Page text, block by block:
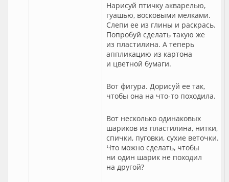
Нарисуй птичку акварелью,
гуашью, восковыми мелками.
Слепи ее из глины и раскрась.
Попробуй сделать такую же
из пластилина. А теперь
аппликацию из картона
и цветной бумаги.
Вот фигура. Дорисуй ее так,
чтобы она на что-то походила.
Вот несколько одинаковых
шариков из пластилина, нитки,
спички, пуговки, сухие веточки.
Что можно сделать, чтобы
ни один шарик не походил
на другой?